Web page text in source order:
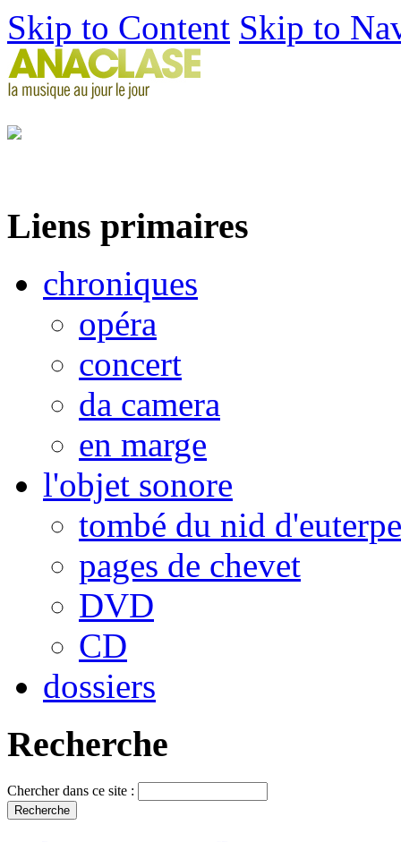
Skip to Content Skip to
Liens primaires
chroniques
opéra
concert
da camera
en marge
l'objet sonore
tombé du nid d'euterpe
pages de chevet
DVD
CD
dossiers
Recherche
Chercher dans ce site :